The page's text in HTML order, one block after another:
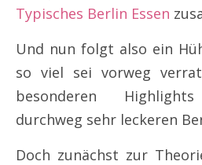
Typisches Berlin Essen
Und nun folgt also ein
so viel sei vorweg
besonderen
durchweg sehr leckeren
Doch zunächst zur